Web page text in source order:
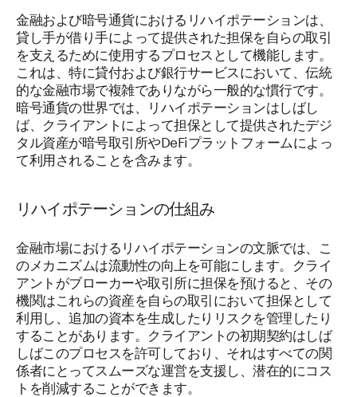
金融および暗号通貨におけるリハイポテーションは、
貸し手が借り手によって提供された担保を自らの取引
を支えるために使用するプロセスとして機能します。
これは、特に貸付および銀行サービスにおいて、伝統
的な金融市場で複雑でありながら一般的な慣行です。
暗号通貨の世界では、リハイポテーションはしばし
ば、クライアントによって担保として提供されたデジ
タル資産が暗号取引所やDeFiプラットフォームによっ
て利用されることを含みます。
リハイポテーションの仕組み
金融市場におけるリハイポテーションの文脈では、こ
のメカニズムは流動性の向上を可能にします。クライ
アントがブローカーや取引所に担保を預けると、その
機関はこれらの資産を自らの取引において担保として
利用し、追加の資本を生成したりリスクを管理したり
することがあります。クライアントの初期契約はしば
しばこのプロセスを許可しており、それはすべての関
係者にとってスムーズな運営を支援し、潜在的にコス
トを削減することができます。